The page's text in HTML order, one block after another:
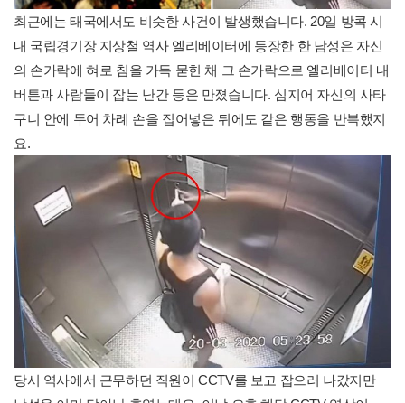
최근에는 태국에서도 비슷한 사건이 발생했습니다. 20일 방콕 시
내 국립경기장 지상철 역사 엘리베이터에 등장한 한 남성은 자신
의 손가락에 혀로 침을 가득 묻힌 채 그 손가락으로 엘리베이터 내
버튼과 사람들이 잡는 난간 등은 만졌습니다. 심지어 자신의 사타
구니 안에 두어 차례 손을 집어넣은 뒤에도 같은 행동을 반복했지
요.
당시 역사에서 근무하던 직원이 CCTV를 보고 잡으러 나갔지만